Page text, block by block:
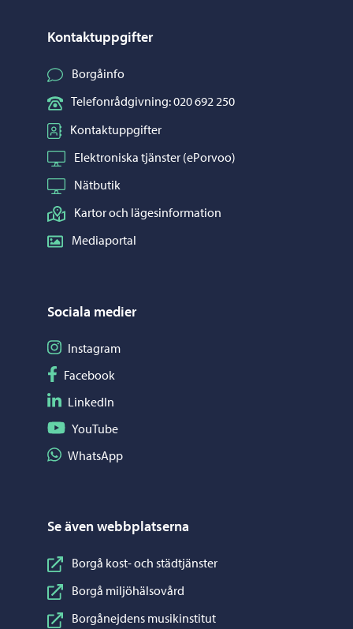
Kontaktuppgifter
Borgåinfo
Telefonrådgivning: 020 692 250
Kontaktuppgifter
Elektroniska tjänster (ePorvoo)
Nätbutik
Kartor och lägesinformation
Mediaportal
Sociala medier
Följ på Instagram
Instagram
Följ på Facebook
Facebook
Följ på LinkedIn
LinkedIn
Följ på YouTube
YouTube
Dela på WhatsApp
WhatsApp
Se även webbplatserna
Borgå kost- och städtjänster
Borgå miljöhälsovård
Borgånejdens musikinstitut